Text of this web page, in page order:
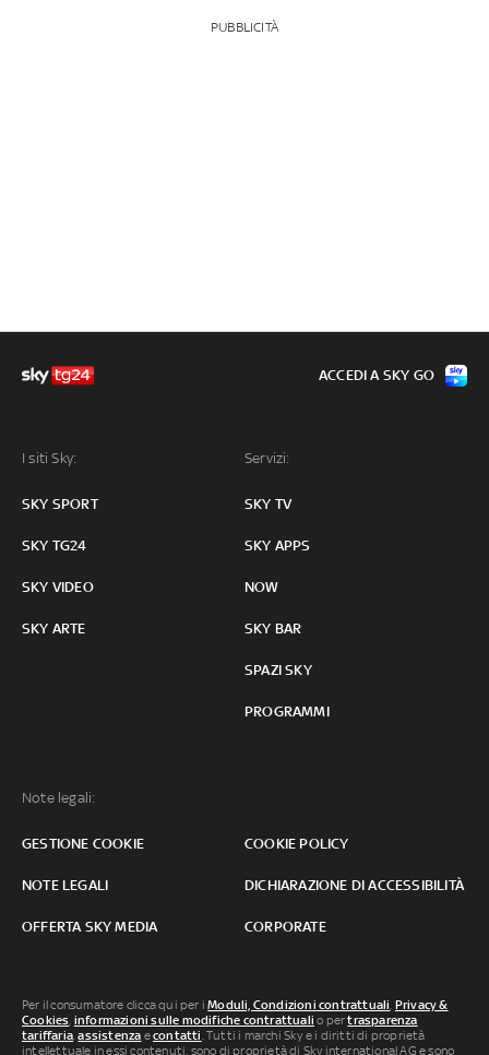
PUBBLICITÀ
I siti Sky:
SKY SPORT
SKY TG24
SKY VIDEO
SKY ARTE
Servizi:
SKY TV
SKY APPS
NOW
SKY BAR
SPAZI SKY
PROGRAMMI
Note legali:
GESTIONE COOKIE COOKIE POLICY
NOTE LEGALI DICHIARAZIONE DI ACCESSIBILITÀ
OFFERTA SKY MEDIA CORPORATE
ACCEDI A SKY GO
Per il consumatore clicca qui per iModuli, Condizioni contrattuali, Privacy &
Cookies, informazioni sulle modifiche contrattuali o pertrasparenza
tariffaria,assistenza econtatti. Tutti i marchi Sky e i diritti di proprietà
intellettuale in essi contenuti, sono di proprietà di Sky international AG e sono